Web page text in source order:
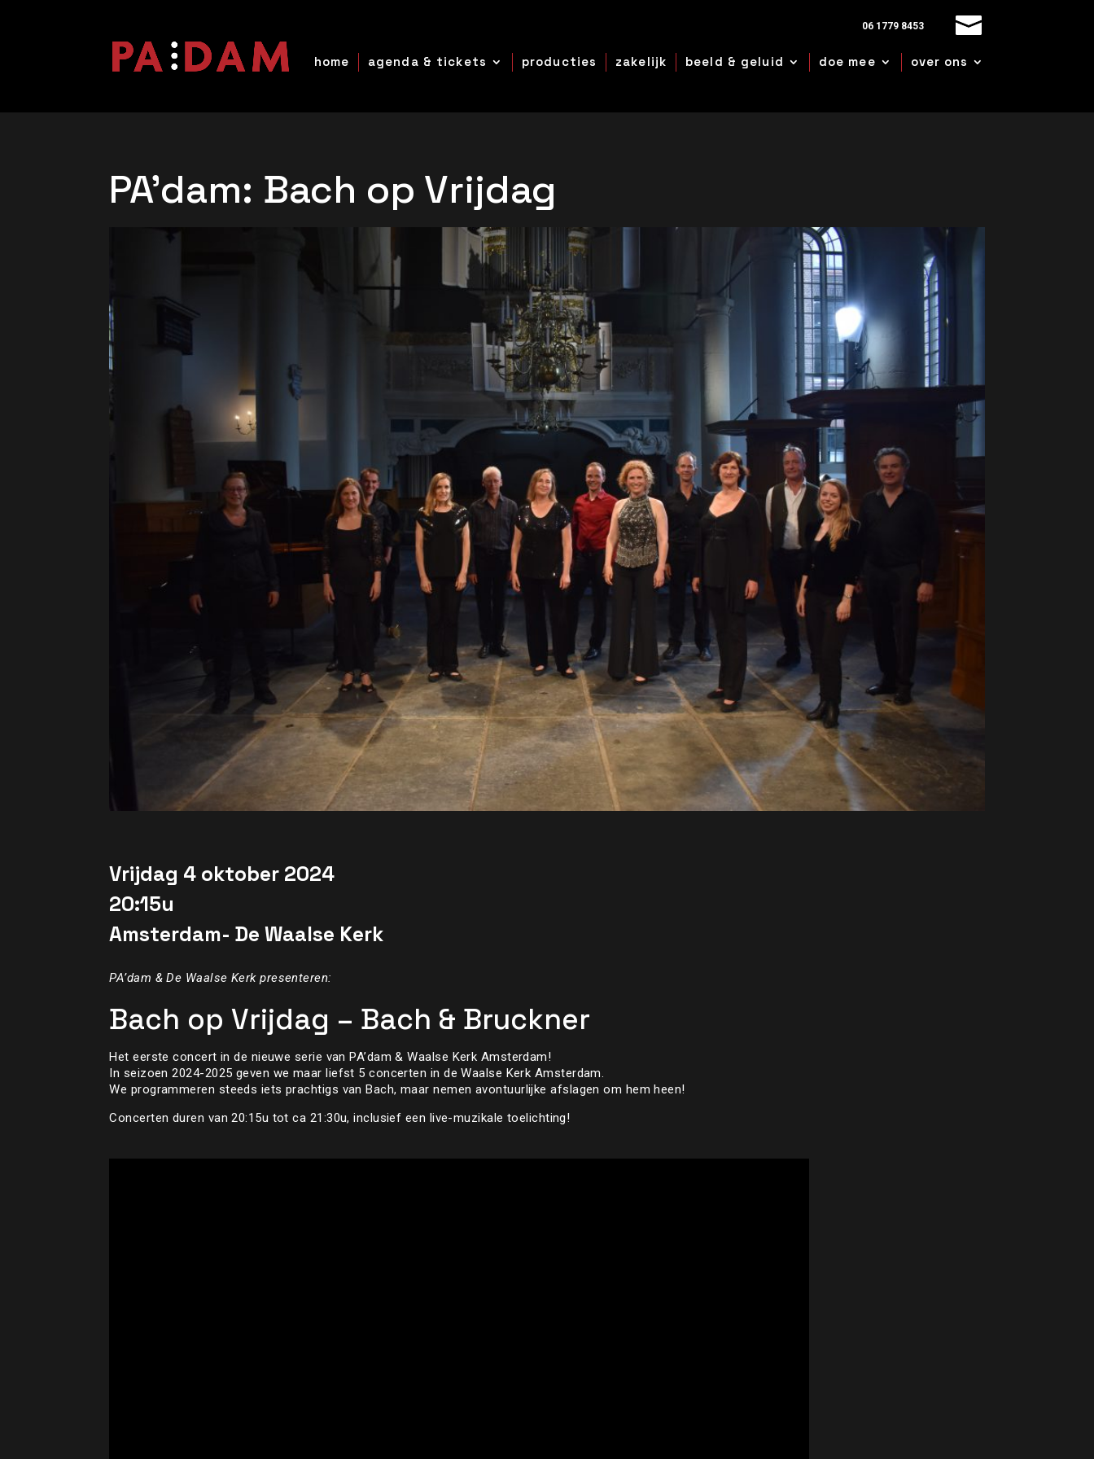
06 1779 8453
home agenda & tickets producties zakelijk beeld & geluid doe mee over ons
PA’dam: Bach op Vrijdag
Vrijdag 4 oktober 2024
20:15u
Amsterdam- De Waalse Kerk
PA’dam & De Waalse Kerk presenteren:
Bach op Vrijdag – Bach & Bruckner
Het eerste concert in de nieuwe serie van PA’dam & Waalse Kerk Amsterdam!
In seizoen 2024-2025 geven we maar liefst 5 concerten in de Waalse Kerk Amsterdam.
We programmeren steeds iets prachtigs van Bach, maar nemen avontuurlijke afslagen om hem heen!
Concerten duren van 20:15u tot ca 21:30u, inclusief een live-muzikale toelichting!